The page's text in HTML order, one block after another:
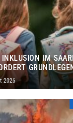
INKLUSION IM
2026